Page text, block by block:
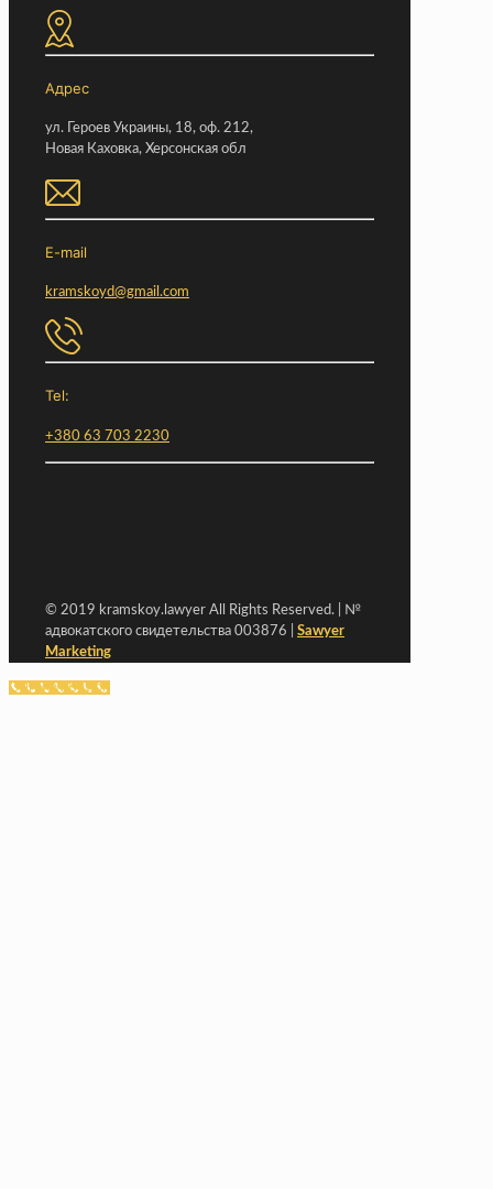
Адрес
ул. Героев Украины, 18, оф. 212,
Новая Каховка, Херсонская обл
E-mail
kramskoyd@gmail.com
Tel:
+380 63 703 2230
© 2019 kramskoy.lawyer All Rights Reserved. | №
адвокатского свидетельства 003876 | Sawyer
Marketing
Call Now Button